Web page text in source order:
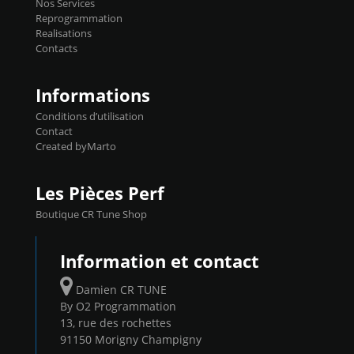
l'aide du flashpro OPTION ECONOMIQUES
Reprog SP 98 sur le calculateur d'origine
450€ TTC Un gain d'environ 10cv et 15nm
Nos Services
Reprogrammation
Realisations
Contacts
Informations
Conditions d’utilisation
Contact
Created byMarto
Les Pièces Perf
Boutique CR Tune Shop
Information et contact
Damien CR TUNE
By O2 Programmation
13, rue des rochettes
91150 Morigny Champigny